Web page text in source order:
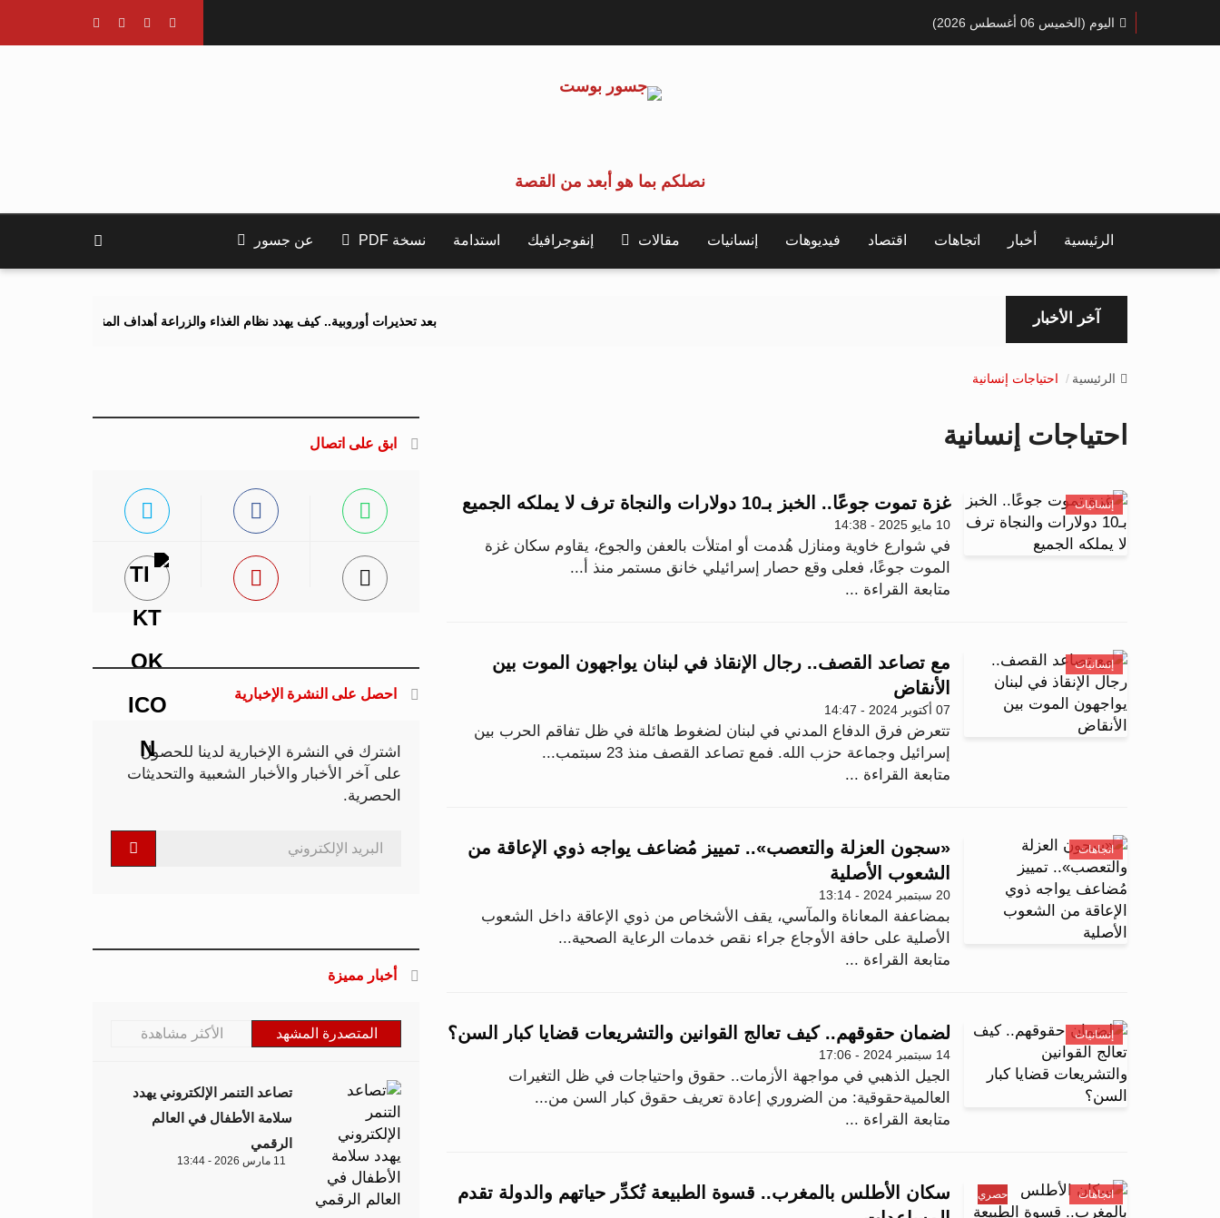
اليوم (الخميس 06 أغسطس 2026)
نصلكم بما هو أبعد من القصة
الرئيسية أخبار اتجاهات اقتصاد فيديوهات إنسانيات مقالات إنفوجرافيك استدامة نسخة PDF عن جسور
آخر الأخبار بعد تحذيرات أوروبية.. كيف يهدد نظام الغذاء والزراعة أهداف المناخ 2040 و2050؟
الرئيسية احتياجات إنسانية
احتياجات إنسانية
إنسانيات غزة تموت جوعًا.. الخبز بـ10 دولارات والنجاة ترف لا يملكه الجميع
10 مايو 2025 - 14:38
في شوارع خاوية ومنازل هُدمت أو امتلأت بالعفن والجوع، يقاوم سكان غزة
الموت جوعًا، فعلى وقع حصار إسرائيلي خانق مستمر منذ أ...
متابعة القراءة ...
إنسانيات
مع تصاعد القصف.. رجال الإنقاذ في لبنان يواجهون الموت بين
الأنقاض
07 أكتوبر 2024 - 14:47
تتعرض فرق الدفاع المدني في لبنان لضغوط هائلة في ظل تفاقم الحرب بين
إسرائيل وجماعة حزب الله. فمع تصاعد القصف منذ 23 سبتمب...
متابعة القراءة ...
اتجاهات
«سجون العزلة والتعصب».. تمييز مُضاعف يواجه ذوي الإعاقة من
الشعوب الأصلية
20 سبتمبر 2024 - 13:14
بمضاعفة المعاناة والمآسي، يقف الأشخاص من ذوي الإعاقة داخل الشعوب
الأصلية على حافة الأوجاع جراء نقص خدمات الرعاية الصحية...
متابعة القراءة ...
إنسانيات لضمان حقوقهم.. كيف تعالج القوانين والتشريعات قضايا كبار السن؟
14 سبتمبر 2024 - 17:06
الجيل الذهبي في مواجهة الأزمات.. حقوق واحتياجات في ظل التغيرات
العالميةحقوقية: من الضروري إعادة تعريف حقوق كبار السن من...
متابعة القراءة ...
اتجاهات حصري
سكان الأطلس بالمغرب.. قسوة الطبيعة تُكدِّر حياتهم والدولة تقدم
ابق على اتصال
احصل على النشرة الإخبارية
اشترك في النشرة الإخبارية لدينا للحصول
على آخر الأخبار والأخبار الشعبية والتحديثات
الحصرية.
أخبار مميزة
المتصدرة المشهد الأكثر مشاهدة
تصاعد التنمر الإلكتروني يهدد
سلامة الأطفال في العالم
الرقمي
11 مارس 2026 - 13:44